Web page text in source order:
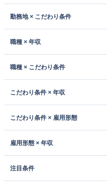
勤務地 × こだわり条件
職種 × 年収
職種 × こだわり条件
こだわり条件 × 年収
こだわり条件 × 雇用形態
雇用形態 × 年収
注目条件